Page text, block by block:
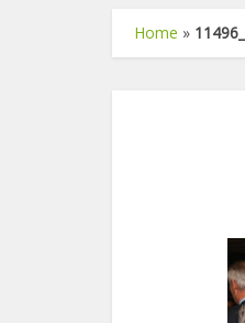
Home »